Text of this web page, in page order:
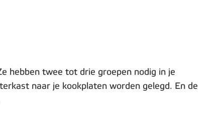
hebben twee tot drie groepen nodig in je
naar je kookplaten worden gelegd. En de